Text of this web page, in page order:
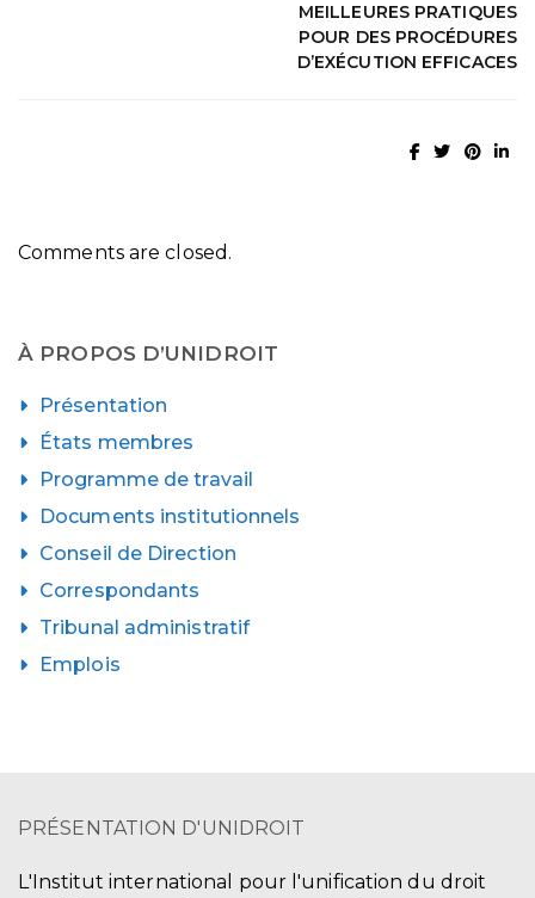
MEILLEURES PRATIQUES
POUR DES PROCÉDURES
D’EXÉCUTION EFFICACES
Comments are closed.
À PROPOS D’UNIDROIT
Présentation
États membres
Programme de travail
Documents institutionnels
Conseil de Direction
Correspondants
Tribunal administratif
Emplois
PRÉSENTATION D'UNIDROIT
L'Institut international pour l'unification du droit